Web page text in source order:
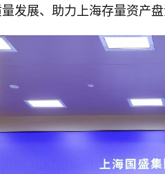
发展、助力上海存量资产